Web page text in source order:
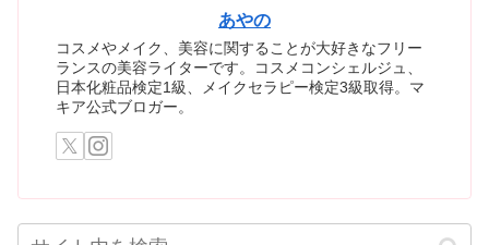
あやの
コスメやメイク、美容に関することが大好きなフリー
ランスの美容ライターです。コスメコンシェルジュ、
日本化粧品検定1級、メイクセラピー検定3級取得。マ
キア公式ブロガー。